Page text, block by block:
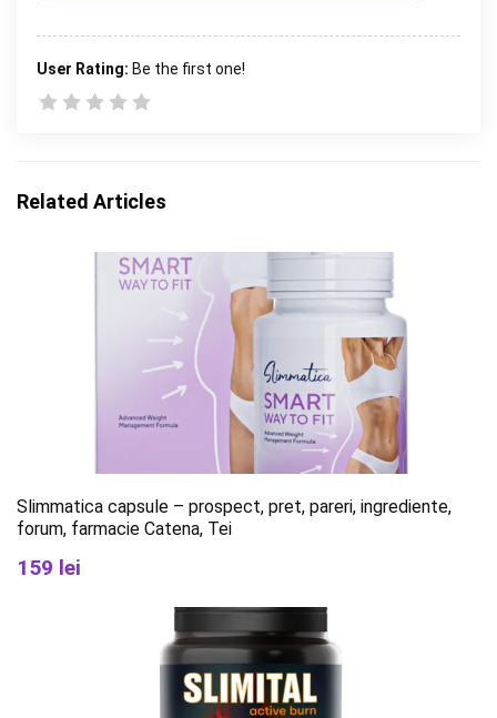
User Rating: Be the first one!
Related Articles
Slimmatica capsule – prospect, pret, pareri, ingrediente,
forum, farmacie Catena, Tei
159 lei